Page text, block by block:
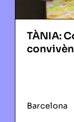
TÀNIA:
Barcelona